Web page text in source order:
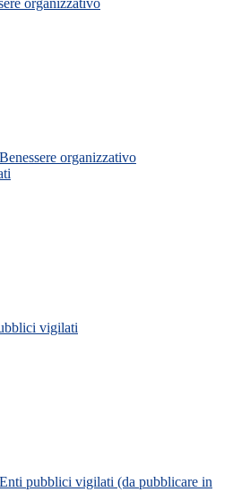
organizzativo
Benessere organizzativo
vigilati
Enti pubblici vigilati (da pubblicare in